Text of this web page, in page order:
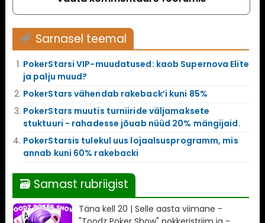
Sarnasel teemal
PokerStarsi VIP-muudatused: kaob Supernova Elite
ja palju muud?
PokerStars vähendab rakeback’i kuni 85%
PokerStars muutis turniiride väljamaksete
stuktuuri - rahadesse jõuab nüüd 20% mängijaid.
PokerStarsis tulekul uus lojaalsusprogramm, mis
annab kuni 60% rakebacki
🗃 Samast rubriigist
Täna kell 20 | Selle aasta viimane -